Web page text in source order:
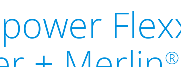
power
®